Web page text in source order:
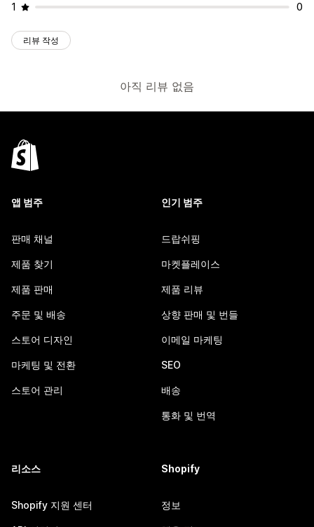
1
0
리뷰 작성
아직 리뷰 없음
앱 범주
판매 채널
제품 찾기
제품 판매
주문 및 배송
스토어 디자인
마케팅 및 전환
스토어 관리
인기 범주
드랍쉬핑
마켓플레이스
제품 리뷰
상향 판매 및 번들
이메일 마케팅
SEO
배송
통화 및 번역
리소스
Shopify 지원 센터
Shopify
정보